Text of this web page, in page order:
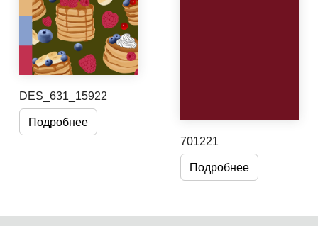
DES_631_15922
Подробнее
701221
Подробнее